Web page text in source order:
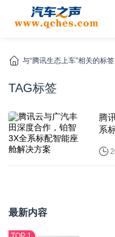
与“腾讯生态上车”相关的标签
TAG标签
腾
系
最新内容